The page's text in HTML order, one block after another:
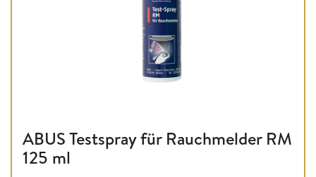
ABUS Testspray für Rauchmelder RM
125 ml